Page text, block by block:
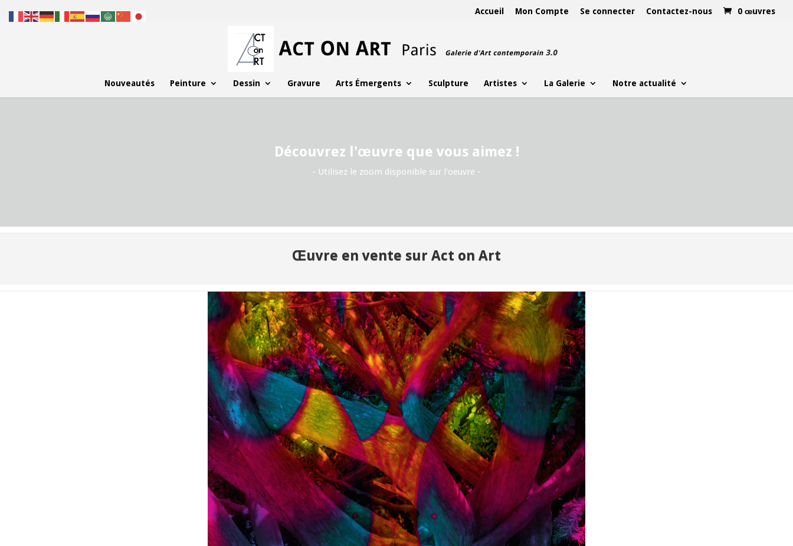
Accueil Mon Compte Se connecter Contactez-nous 0 œuvres
Nouveautés Peinture Dessin Gravure Arts Émergents Sculpture Artistes La Galerie Notre actualité
Découvrez l'œuvre que vous aimez !
- Utilisez le zoom disponible sur l'oeuvre -
Œuvre en vente sur Act on Art